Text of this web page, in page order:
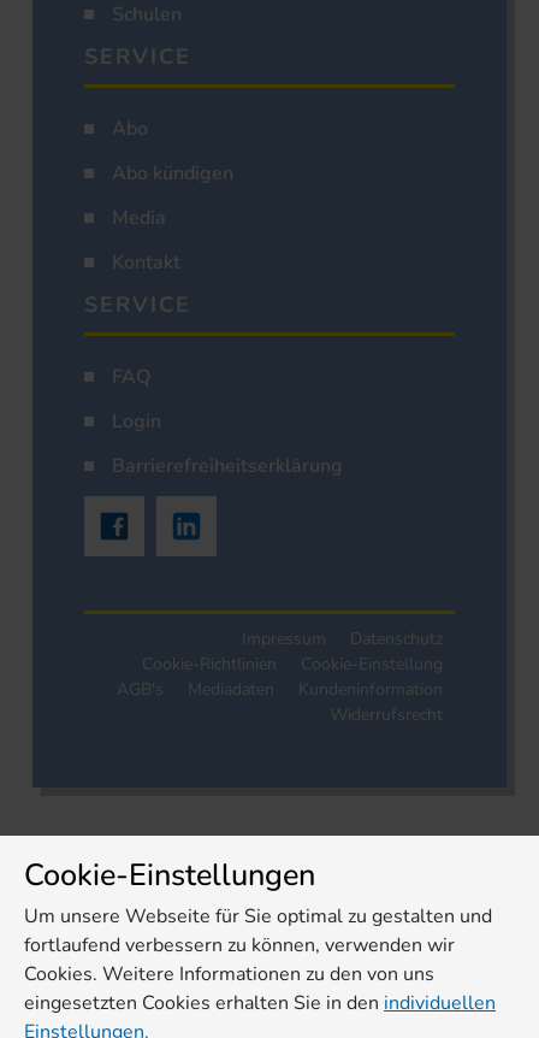
Schulen
SERVICE
Abo
Abo kündigen
Media
Kontakt
SERVICE
FAQ
Login
Barrierefreiheitserklärung
Impressum
Datenschutz
Cookie-Richtlinien
Cookie-Einstellung
AGB's
Mediadaten
Kundeninformation
Widerrufsrecht
Cookie-Einstellungen
Um unsere Webseite für Sie optimal zu gestalten und
fortlaufend verbessern zu können, verwenden wir
Cookies. Weitere Informationen zu den von uns
eingesetzten Cookies erhalten Sie in den individuellen
Einstellungen.